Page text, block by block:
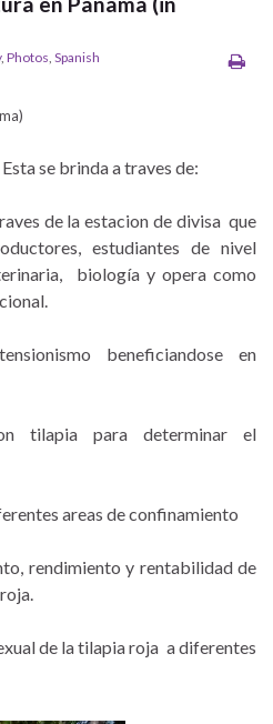
, Photos, Spanish
Esta se brinda a traves de:
de la estacion de divisa que
estudiantes de nivel
biología y opera como
beneficiandose en
tilapia para determinar el
areas de confinamiento
rendimiento y rentabilidad de
de la tilapia roja a diferentes